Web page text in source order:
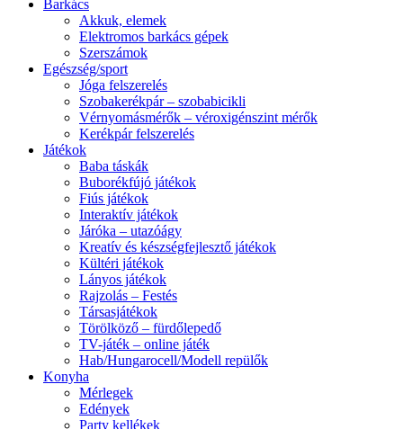
Barkács
Akkuk, elemek
Elektromos barkács gépek
Szerszámok
Egészség/sport
Jóga felszerelés
Szobakerékpár – szobabicikli
Vérnyomásmérők – véroxigénszint mérők
Kerékpár felszerelés
Játékok
Baba táskák
Buborékfújó játékok
Fiús játékok
Interaktív játékok
Járóka – utazóágy
Kreatív és készségfejlesztő játékok
Kültéri játékok
Lányos játékok
Rajzolás – Festés
Társasjátékok
Törölköző – fürdőlepedő
TV-játék – online játék
Hab/Hungarocell/Modell repülők
Konyha
Mérlegek
Edények
Party kellékek